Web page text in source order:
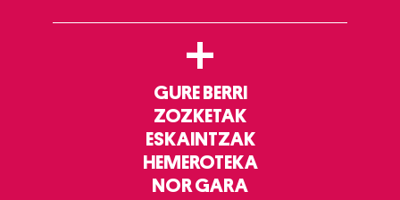
+
GURE BERRI
ZOZKETAK
ESKAINTZAK
HEMEROTEKA
NOR GARA